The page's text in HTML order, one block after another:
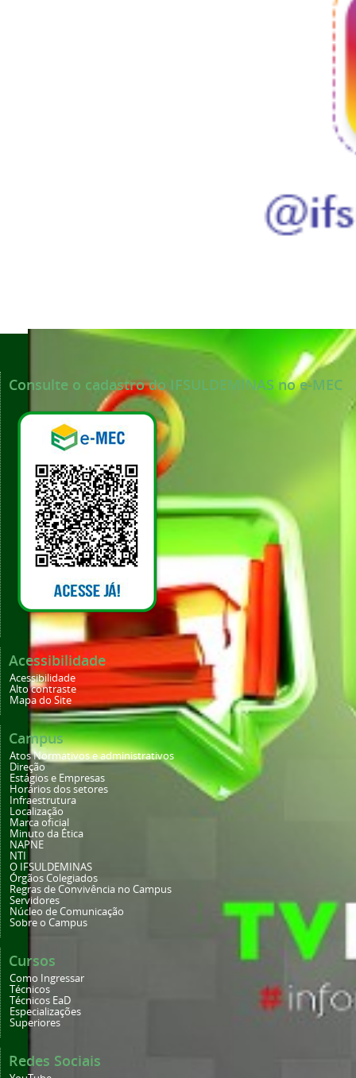
Consulte o cadastro do IFSULDEMINAS no e-MEC
Acessibilidade
Acessibilidade
Alto contraste
Mapa do Site
Campus
Atos Normativos e administrativos
Direção
Estágios e Empresas
Horários dos setores
Infraestrutura
Localização
Marca oficial
Minuto da Ética
NAPNE
NTI
O IFSULDEMINAS
Órgãos Colegiados
Regras de Convivência no Campus
Servidores
Núcleo de Comunicação
Sobre o Campus
Cursos
Como Ingressar
Técnicos
Técnicos EaD
Especializações
Superiores
Redes Sociais